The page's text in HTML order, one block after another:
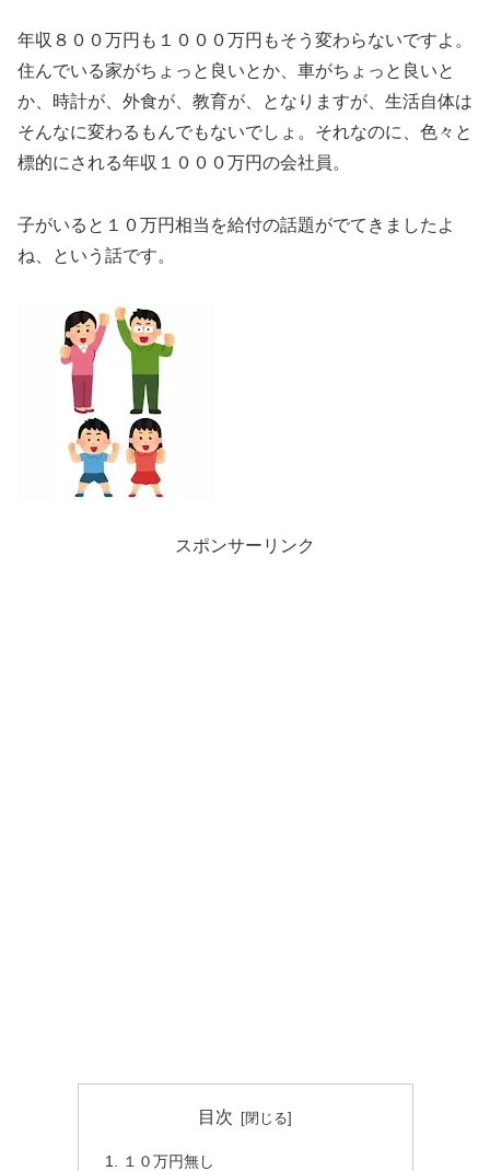
年収８００万円も１０００万円もそう変わらないですよ。
住んでいる家がちょっと良いとか、車がちょっと良いと
か、時計が、外食が、教育が、となりますが、生活自体は
そんなに変わるもんでもないでしょ。それなのに、色々と
標的にされる年収１０００万円の会社員。
子がいると１０万円相当を給付の話題がでてきましたよ
ね、という話です。
スポンサーリンク
目次
１０万円無し